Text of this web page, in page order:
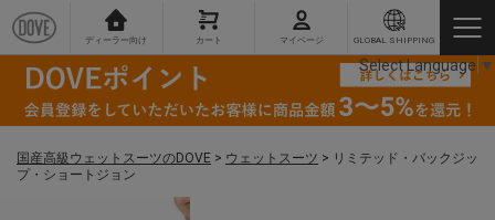
ディーラー向け カート マイページ GLOBAL SHIPPING
国産高級ウェットスーツのDOVE > ウェットスーツ > リミテッド・バックジッ
プ・ショートジョン
Select Language ▼